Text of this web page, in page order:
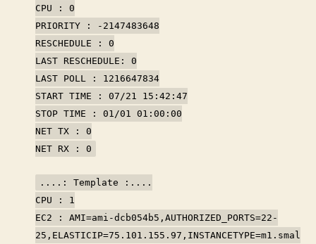
CPU : 0
PRIORITY : -2147483648
RESCHEDULE : 0
LAST RESCHEDULE: 0
LAST POLL : 1216647834
START TIME : 07/21 15:42:47
STOP TIME : 01/01 01:00:00
NET TX : 0
NET RX : 0
....: Template :....
CPU : 1
EC2 : AMI=ami-dcb054b5,AUTHORIZED_PORTS=22-
25,ELASTICIP=75.101.155.97,INSTANCETYPE=m1.smal